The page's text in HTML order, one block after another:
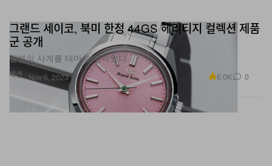
패션
그랜드 세이코, 북미 한정 44GS 헤리티지 컬렉션 제품
군 공개
일본의 사계를 테마로 제작됐다.
Nov 6, 2023 6.0K 0